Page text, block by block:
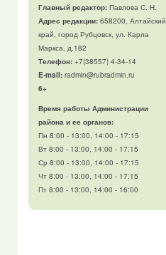
Главный редактор:Павлова С. Н.
Адрес редакции:658200, Алтайский
край, город Рубцовск, ул. Карла
Маркса, д.182
Телефон:+7(38557) 4-34-14
E-mail:radmin@rubradmin.ru
6+
Время работы Администрации
района и ее органов:
Пн 8:00 - 13:00, 14:00 - 17:15
Вт 8:00 - 13:00, 14:00 - 17:15
Ср 8:00 - 13:00, 14:00 - 17:15
Чт 8:00 - 13:00, 14:00 - 17:15
Пт 8:00 - 13:00, 14:00 - 16:00